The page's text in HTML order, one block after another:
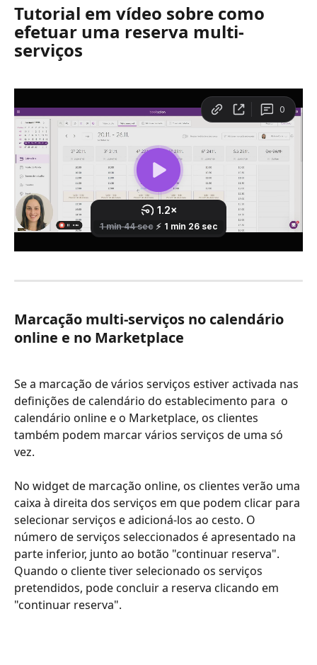
Tutorial em vídeo sobre como
efetuar uma reserva multi-
serviços
Marcação multi-serviços no calendário
online e no Marketplace
Se a marcação de vários serviços estiver activada nas
definições de calendário do establecimento para  o
calendário online e o Marketplace, os clientes
também podem marcar vários serviços de uma só
vez.
No widget de marcação online, os clientes verão uma
caixa à direita dos serviços em que podem clicar para
selecionar serviços e adicioná-los ao cesto. O
número de serviços seleccionados é apresentado na
parte inferior, junto ao botão "continuar reserva".
Quando o cliente tiver selecionado os serviços
pretendidos, pode concluir a reserva clicando em
"continuar reserva".